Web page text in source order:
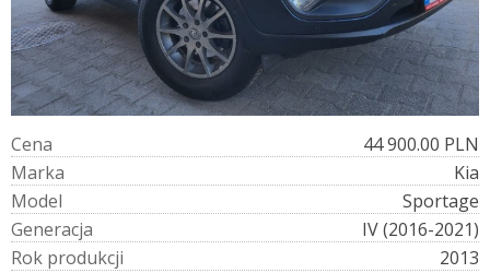
Cena
44 900.00 PLN
Marka
Kia
Model
Sportage
Generacja
IV (2016-2021)
Rok produkcji
2013